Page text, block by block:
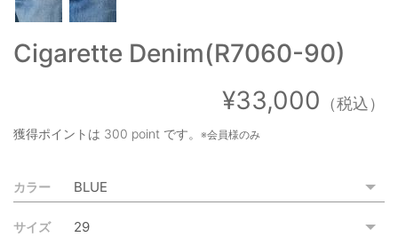
ご利用ガイド
お問い合わせ
Cigarette Denim(R7060-90)
¥33,000 （税込）
獲得ポイントは 300 point です。 ※会員様のみ
カラー
サイズ